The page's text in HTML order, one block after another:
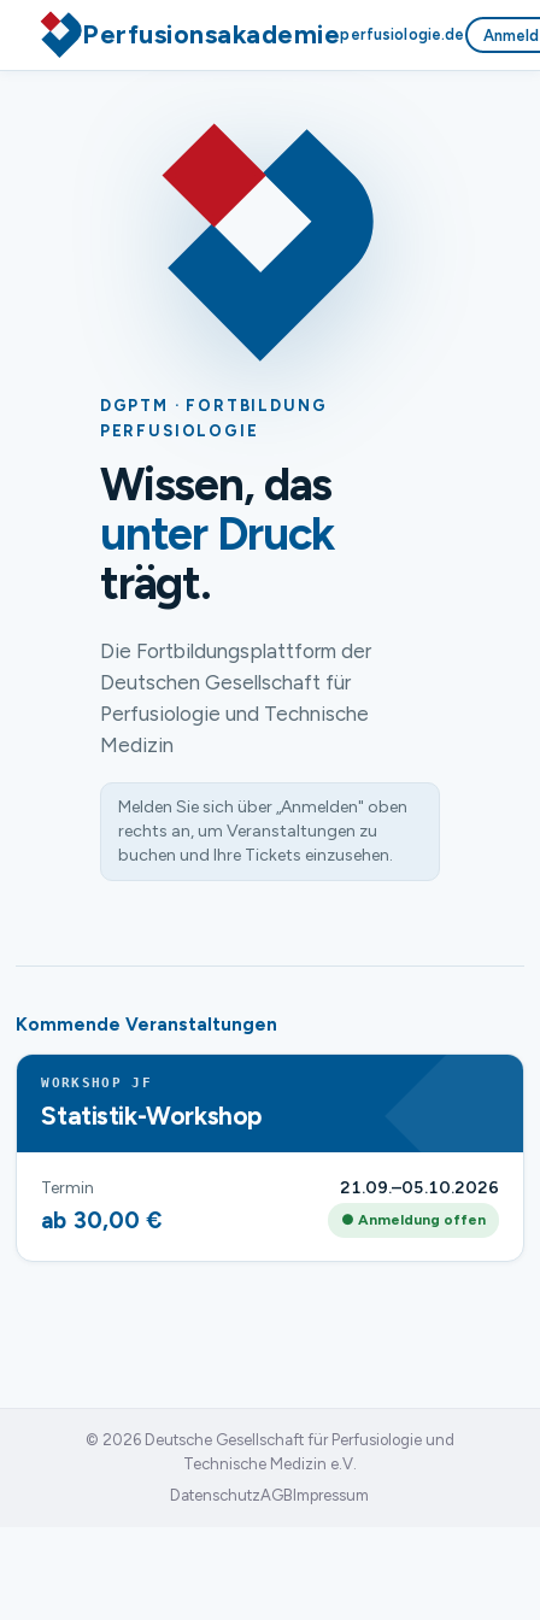
Perfusionsakademieperfusiologie.de
DGPTM · FORTBILDUNG
PERFUSIOLOGIE
Wissen, das
unter Druck
trägt.
Die Fortbildungsplattform der
Deutschen Gesellschaft für
Perfusiologie und Technische
Medizin
Melden Sie sich über „Anmelden" oben
rechts an, um Veranstaltungen zu
buchen und Ihre Tickets einzusehen.
Kommende Veranstaltungen
WORKSHOP JF
Statistik-Workshop
Termin 21.09.–05.10.2026
ab 30,00 € ● Anmeldung offen
© 2026 Deutsche Gesellschaft für Perfusiologie und
Technische Medizin e.V.
DatenschutzAGB Impressum